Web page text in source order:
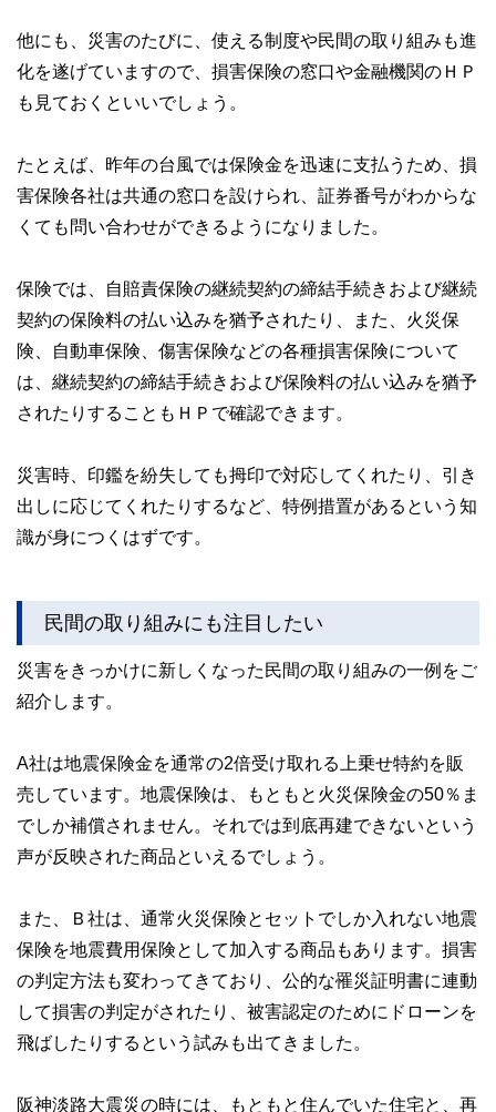
他にも、災害のたびに、使える制度や民間の取り組みも進
化を遂げていますので、損害保険の窓口や金融機関のＨＰ
も見ておくといいでしょう。
たとえば、昨年の台風では保険金を迅速に支払うため、損
害保険各社は共通の窓口を設けられ、証券番号がわからな
くても問い合わせができるようになりました。
保険では、自賠責保険の継続契約の締結手続きおよび継続
契約の保険料の払い込みを猶予されたり、また、火災保
険、自動車保険、傷害保険などの各種損害保険について
は、継続契約の締結手続きおよび保険料の払い込みを猶予
されたりすることもＨＰで確認できます。
災害時、印鑑を紛失しても拇印で対応してくれたり、引き
出しに応じてくれたりするなど、特例措置があるという知
識が身につくはずです。
民間の取り組みにも注目したい
災害をきっかけに新しくなった民間の取り組みの一例をご
紹介します。
A社は地震保険金を通常の2倍受け取れる上乗せ特約を販
売しています。地震保険は、もともと火災保険金の50％ま
でしか補償されません。それでは到底再建できないという
声が反映された商品といえるでしょう。
また、Ｂ社は、通常火災保険とセットでしか入れない地震
保険を地震費用保険として加入する商品もあります。損害
の判定方法も変わってきており、公的な罹災証明書に連動
して損害の判定がされたり、被害認定のためにドローンを
飛ばしたりするという試みも出てきました。
阪神淡路大震災の時には、もともと住んでいた住宅と、再